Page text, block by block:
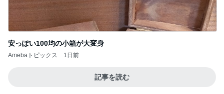
寄せ植えの6年間のビフォーアフター
Amebaトピックス 1日前
Amebaトピックス 1日前